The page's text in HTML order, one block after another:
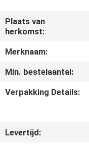
VIDEO'S
OVER
ONS
Plaats van
herkomst:
Merknaam:
Min. bestelaantal:
Verpakking Details:
Levertijd: